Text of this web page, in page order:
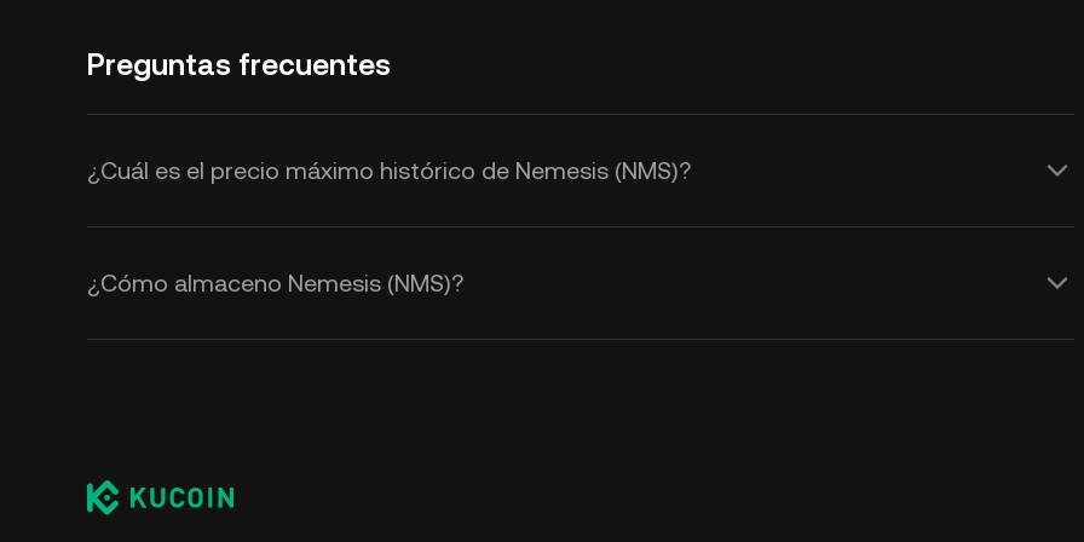
Preguntas frecuentes
¿Cuál es el precio máximo histórico de Nemesis (NMS)?
¿Cómo almaceno Nemesis (NMS)?